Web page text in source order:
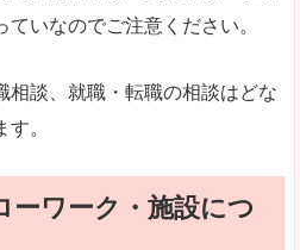
いなのでご注意ください。
相談、就職・転職の相談はどな
。
ーワーク・施設につ